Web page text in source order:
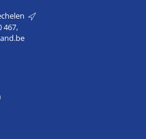
467,